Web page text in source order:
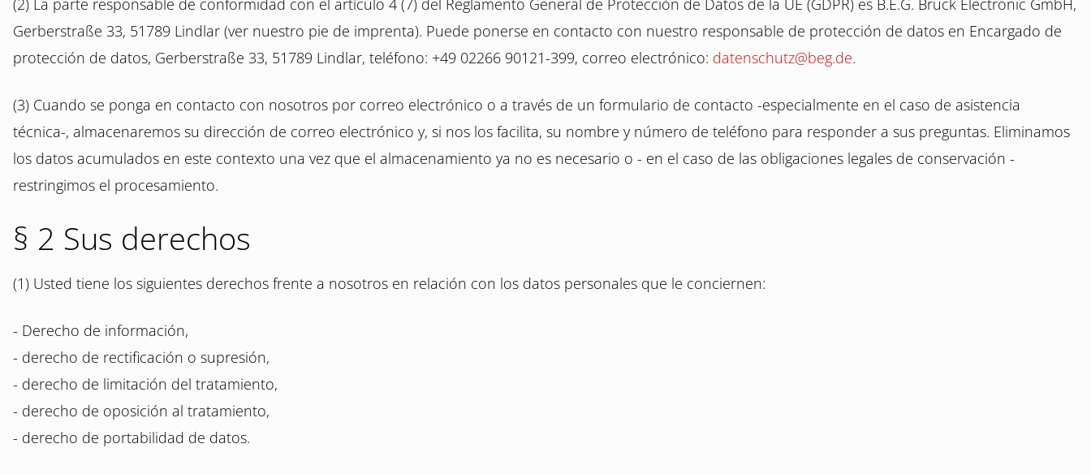
(2) La parte responsable de conformidad con el artículo 4 (7) del Reglamento General de Protección de Datos de la UE (GDPR) es B.E.G. Brück Electronic GmbH,
Gerberstraße 33, 51789 Lindlar (ver nuestro pie de imprenta). Puede ponerse en contacto con nuestro responsable de protección de datos en Encargado de
protección de datos, Gerberstraße 33, 51789 Lindlar, teléfono: +49 02266 90121-399, correo electrónico: datenschutz@beg.de.
(3) Cuando se ponga en contacto con nosotros por correo electrónico o a través de un formulario de contacto -especialmente en el caso de asistencia
técnica-, almacenaremos su dirección de correo electrónico y, si nos los facilita, su nombre y número de teléfono para responder a sus preguntas. Eliminamos
los datos acumulados en este contexto una vez que el almacenamiento ya no es necesario o - en el caso de las obligaciones legales de conservación -
restringimos el procesamiento.
§ 2 Sus derechos
(1) Usted tiene los siguientes derechos frente a nosotros en relación con los datos personales que le conciernen:
- Derecho de información,
- derecho de rectificación o supresión,
- derecho de limitación del tratamiento,
- derecho de oposición al tratamiento,
- derecho de portabilidad de datos.